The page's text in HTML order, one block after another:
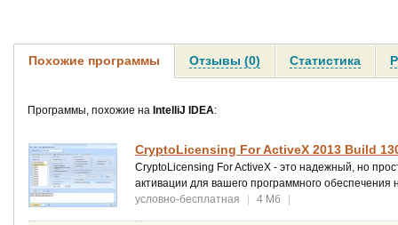
Похожие программы Отзывы (0) Статистика
Программы, похожие на IntelliJ IDEA:
CryptoLicensing For ActiveX 2013 Build
CryptoLicensing For ActiveX - это надежный, но
активации для вашего программного
условно-бесплатная
| 4 Мб |